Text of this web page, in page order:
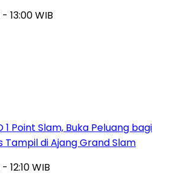
13:00 WIB
1 Point Slam, Buka Peluang bagi
Tampil di Ajang Grand Slam
12:10 WIB